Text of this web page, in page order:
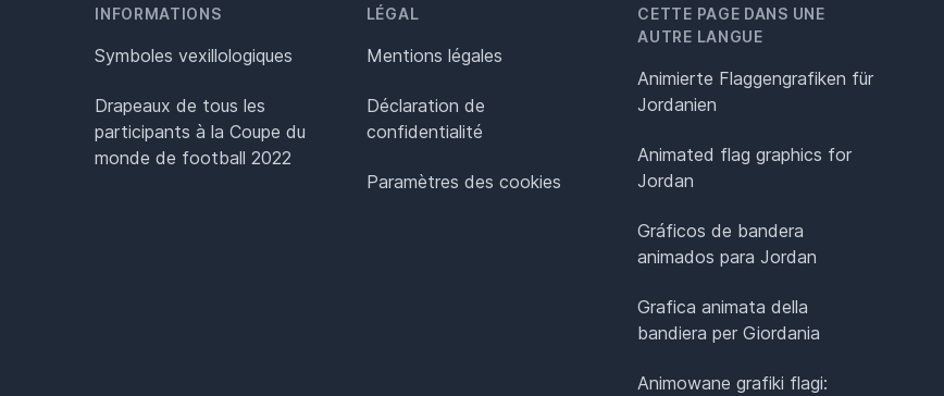
INFORMATIONS
Symboles vexillologiques
Drapeaux de tous les
participants à la Coupe du
monde de football 2022
LÉGAL
Mentions légales
Déclaration de
confidentialité
Paramètres des cookies
CETTE PAGE DANS UNE
AUTRE LANGUE
Animierte Flaggengrafiken für
Jordanien
Animated flag graphics for
Jordan
Gráficos de bandera
animados para Jordan
Grafica animata della
bandiera per Giordania
Animowane grafiki flagi: